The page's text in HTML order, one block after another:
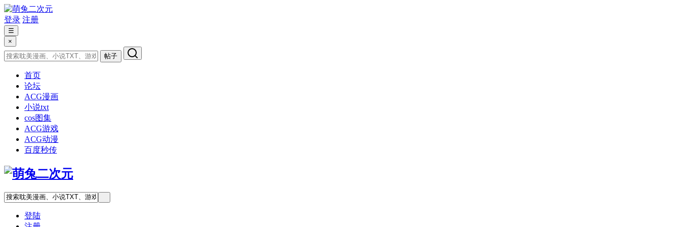
登录 注册
☰
×
帖子
首页
论坛
ACG漫画
小说txt
cos图集
ACG游戏
ACG动漫
百度秒传
登陆